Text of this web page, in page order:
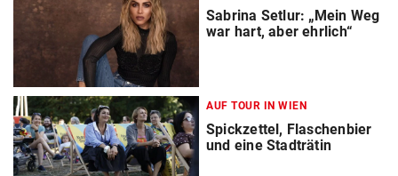
Sabrina Setlur: „Mein Weg
war hart, aber ehrlich“
AUF TOUR IN WIEN
Spickzettel, Flaschenbier
und eine Stadträtin